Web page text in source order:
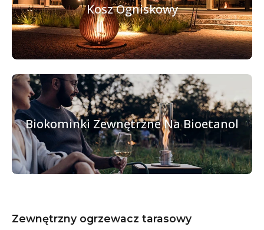
Kosz Ogniskowy
Biokominki Zewnętrzne Na Bioetanol
Zewnętrzny ogrzewacz tarasowy